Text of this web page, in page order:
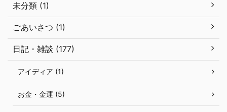
未分類 (1)
ごあいさつ (1)
日記・雑談 (177)
アイディア (1)
お金・金運 (5)